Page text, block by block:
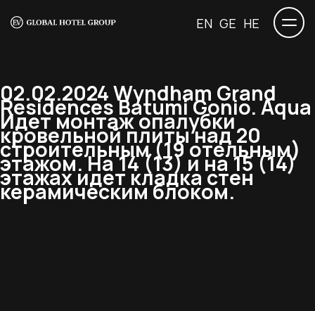
EN GE HE
02.02.2024 Wyndham Grand
Residences Batumi Gonio. Aqua
Идет монтаж опалубки
кровельной плиты над 20
строительным (19 отельным)
этажом. На 14 (13) и на 15 (14)
этажах идет кладка стен
керамическим блоком.